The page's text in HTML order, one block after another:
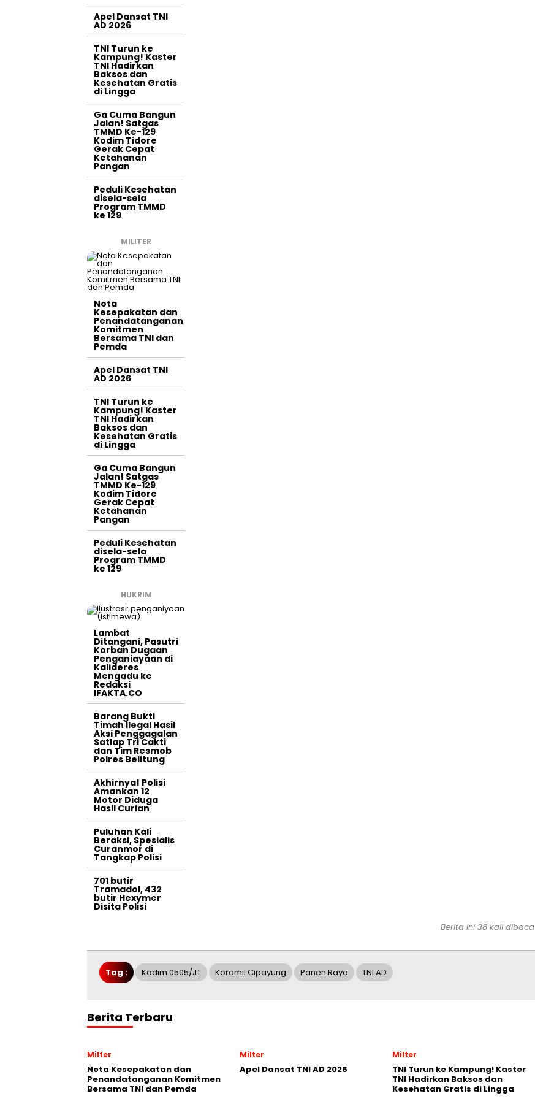
Apel Dansat TNI
AD 2026
TNI Turun ke
Kampung! Kaster
TNI Hadirkan
Baksos dan
Kesehatan Gratis
di Lingga
Ga Cuma Bangun
Jalan! Satgas
TMMD Ke-129
Kodim Tidore
Gerak Cepat
Ketahanan
Pangan
Peduli Kesehatan
disela-sela
Program TMMD
ke 129
MILITER
Nota
Kesepakatan dan
Penandatanganan
Komitmen
Bersama TNI dan
Pemda
Apel Dansat TNI
AD 2026
TNI Turun ke
Kampung! Kaster
TNI Hadirkan
Baksos dan
Kesehatan Gratis
di Lingga
Ga Cuma Bangun
Jalan! Satgas
TMMD Ke-129
Kodim Tidore
Gerak Cepat
Ketahanan
Pangan
Peduli Kesehatan
disela-sela
Program TMMD
ke 129
HUKRIM
Lambat
Ditangani, Pasutri
Korban Dugaan
Penganiayaan di
Kalideres
Mengadu ke
Redaksi
IFAKTA.CO
Barang Bukti
Timah Ilegal Hasil
Aksi Penggagalan
Satlap Tri Cakti
dan Tim Resmob
Polres Belitung
Akhirnya! Polisi
Amankan 12
Motor Diduga
Hasil Curian
Puluhan Kali
Beraksi, Spesialis
Curanmor di
Tangkap Polisi
701 butir
Tramadol, 432
butir Hexymer
Disita Polisi
Berita ini 38 kali dibaca
Tag : Kodim 0505/JT Koramil Cipayung Panen Raya TNI AD
Berita Terbaru
Milter
Nota Kesepakatan dan
Penandatanganan Komitmen
Bersama TNI dan Pemda
Milter
Apel Dansat TNI AD 2026
Milter
TNI Turun ke Kampung! Kaster
TNI Hadirkan Baksos dan
Kesehatan Gratis di Lingga